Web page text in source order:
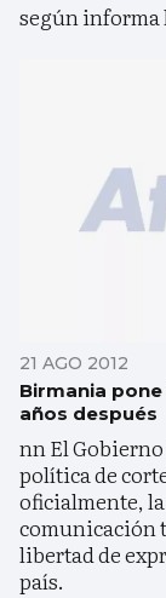
según informa
21 AGO 2012
Birmania
años después
nn El
política de
oficialmente,
comunicación
libertad de
país.